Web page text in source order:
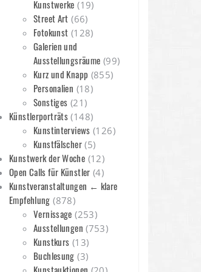
Kunstwerke (19)
Street Art (66)
Fotokunst (128)
Galerien und
Ausstellungsräume (99)
Kurz und Knapp (855)
Personalien (18)
Sonstiges (21)
Künstlerporträts (148)
Kunstinterviews (126)
Kunstfälscher(5)
Kunstwerk der Woche (12)
Open Calls für Künstler (4)
Kunstveranstaltungen ← klare
Empfehlung (878)
Vernissage (253)
Ausstellungen (753)
Kunstkurs (13)
Buchlesung (3)